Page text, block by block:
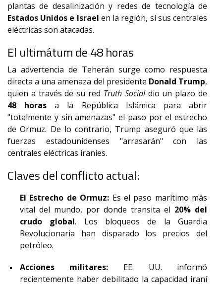
plantas de desalinización y redes de tecnología de
Estados Unidos e Israel en la región, si sus centrales
eléctricas son atacadas.
El ultimátum de 48 horas
La advertencia de Teherán surge como respuesta
directa a una amenaza del presidente Donald Trump,
quien a través de su red Truth Socialdio un plazo de
48 horas a la República Islámica para abrir
"totalmente y sin amenazas" el paso por el estrecho
de Ormuz. De lo contrario, Trump aseguró que las
fuerzas estadounidenses "arrasarán" con las
centrales eléctricas iraníes.
Claves del conflicto actual:
El Estrecho de Ormuz: Es el paso marítimo más
vital del mundo, por donde transita el 20% del
crudo global. Los bloqueos de la Guardia
Revolucionaria han disparado los precios del
petróleo.
Acciones militares: EE. UU. informó
recientemente haber debilitado la capacidad iraní